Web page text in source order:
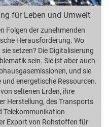
für Leben und Umwelt
Folgen der zunehmenden
Herausforderung. Wo
setzen? Die Digitalisierung
sein. Sie ist aber auch
und sie
energetische Ressourcen.
seltenen Erden, ihre
Herstellung, des Transports
Telekommunikation
Export von Rohstoffen für